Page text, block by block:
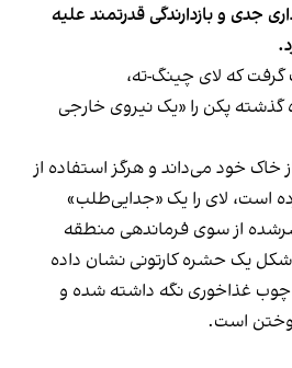
جدی و بازدارندگی قدرتمند علیه
که لای چینگ-ته،
گذشته پکن را «یک نیروی خارجی
خاک خود می‌داند و هرگز استفاده از
است، لای را یک «جدایی‌طلب»
از سوی فرماندهی منطقه
یک حشره کارتونی نشان داده
غذاخوری نگه داشته شده و
است.